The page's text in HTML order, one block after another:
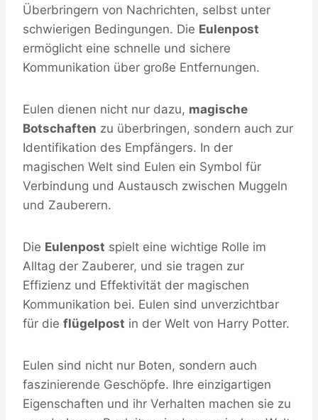
Überbringern von Nachrichten, selbst unter
schwierigen Bedingungen. Die Eulenpost
ermöglicht eine schnelle und sichere
Kommunikation über große Entfernungen.
Eulen dienen nicht nur dazu, magische
Botschaften zu überbringen, sondern auch zur
Identifikation des Empfängers. In der
magischen Welt sind Eulen ein Symbol für
Verbindung und Austausch zwischen Muggeln
und Zauberern.
Die Eulenpost spielt eine wichtige Rolle im
Alltag der Zauberer, und sie tragen zur
Effizienz und Effektivität der magischen
Kommunikation bei. Eulen sind unverzichtbar
für die flügelpost in der Welt von Harry Potter.
Eulen sind nicht nur Boten, sondern auch
faszinierende Geschöpfe. Ihre einzigartigen
Eigenschaften und ihr Verhalten machen sie zu